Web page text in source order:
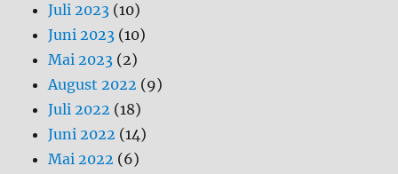
Juli 2023 (10)
Juni 2023 (10)
Mai 2023 (2)
August 2022 (9)
Juli 2022 (18)
Juni 2022 (14)
Mai 2022 (6)